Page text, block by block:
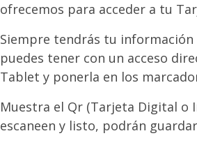
ofrecemos para acceder a tu
Siempre tendrás tu
puedes tener con un acceso
Tablet y ponerla en los
Muestra el Qr (Tarjeta Digital o
escaneen y listo, podrán